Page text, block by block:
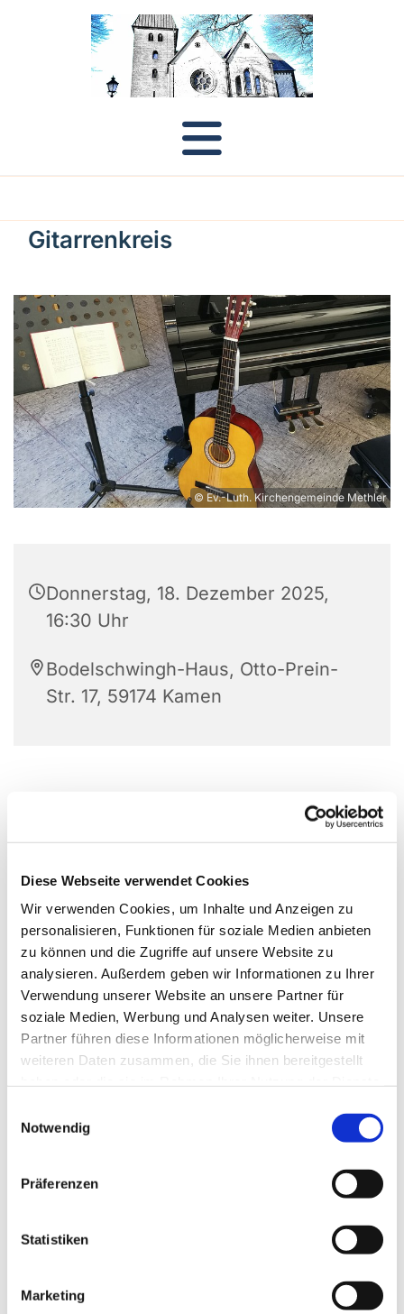
Diese Webseite verwendet Cookies
Wir verwenden Cookies, um Inhalte und Anzeigen zu
personalisieren, Funktionen für soziale Medien anbieten
zu können und die Zugriffe auf unsere Website zu
analysieren. Außerdem geben wir Informationen zu Ihrer
Verwendung unserer Website an unsere Partner für
soziale Medien, Werbung und Analysen weiter. Unsere
Partner führen diese Informationen möglicherweise mit
weiteren Daten zusammen, die Sie ihnen bereitgestellt
Notwendig
Präferenzen
Statistiken
Marketing
Gitarrenkreis
© Ev.-Luth. Kirchengemeinde Methler
Donnerstag, 18. Dezember 2025,
16:30 Uhr
Bodelschwingh-Haus, Otto-Prein-
Str. 17, 59174 Kamen